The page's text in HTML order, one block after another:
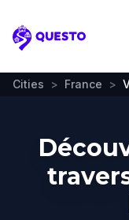
Questo
Cities > France >